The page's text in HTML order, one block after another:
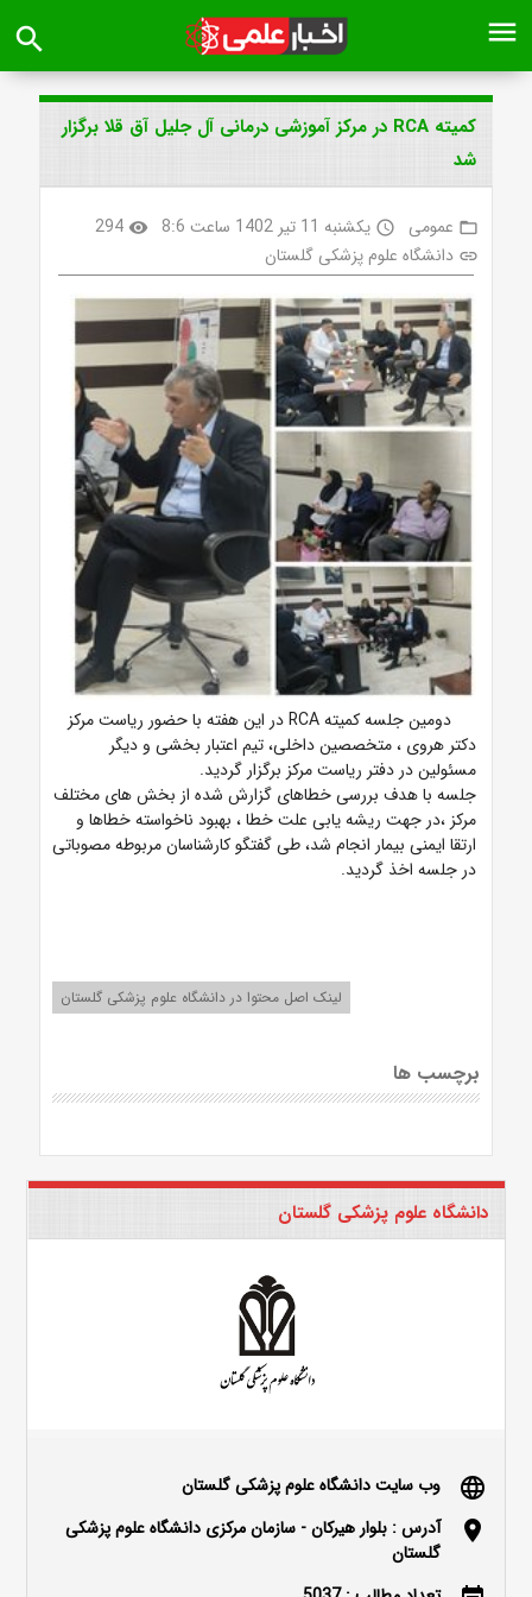
menu
search
کمیته RCA در مرکز آموزشی درمانی آل جلیل آق قلا برگزار
شد
folder_open عمومی access_time یکشنبه 11 تیر 1402 ساعت 8:6 visibility
294
link دانشگاه علوم پزشکی گلستان
دومین جلسه کمیته RCA در این هفته با حضور ریاست مرکز
دکتر هروی ، متخصصین داخلی، تیم اعتبار بخشی و دیگر
مسئولین در دفتر ریاست مرکز برگزار گردید.
جلسه با هدف بررسی خطاهای گزارش شده از بخش های مختلف
مرکز ،در جهت ریشه یابی علت خطا ، بهبود ناخواسته خطاها و
ارتقا ایمنی بیمار انجام شد، طی گفتگو کارشناسان مربوطه مصوباتی
در جلسه اخذ گردید.
لینک اصل محتوا در دانشگاه علوم پزشکی گلستان
برچسب ها
دانشگاه علوم پزشکی گلستان
language وب سایت دانشگاه علوم پزشکی گلستان
location_on
آدرس : بلوار هیرکان - سازمان مرکزی دانشگاه علوم پزشکی
گلستان